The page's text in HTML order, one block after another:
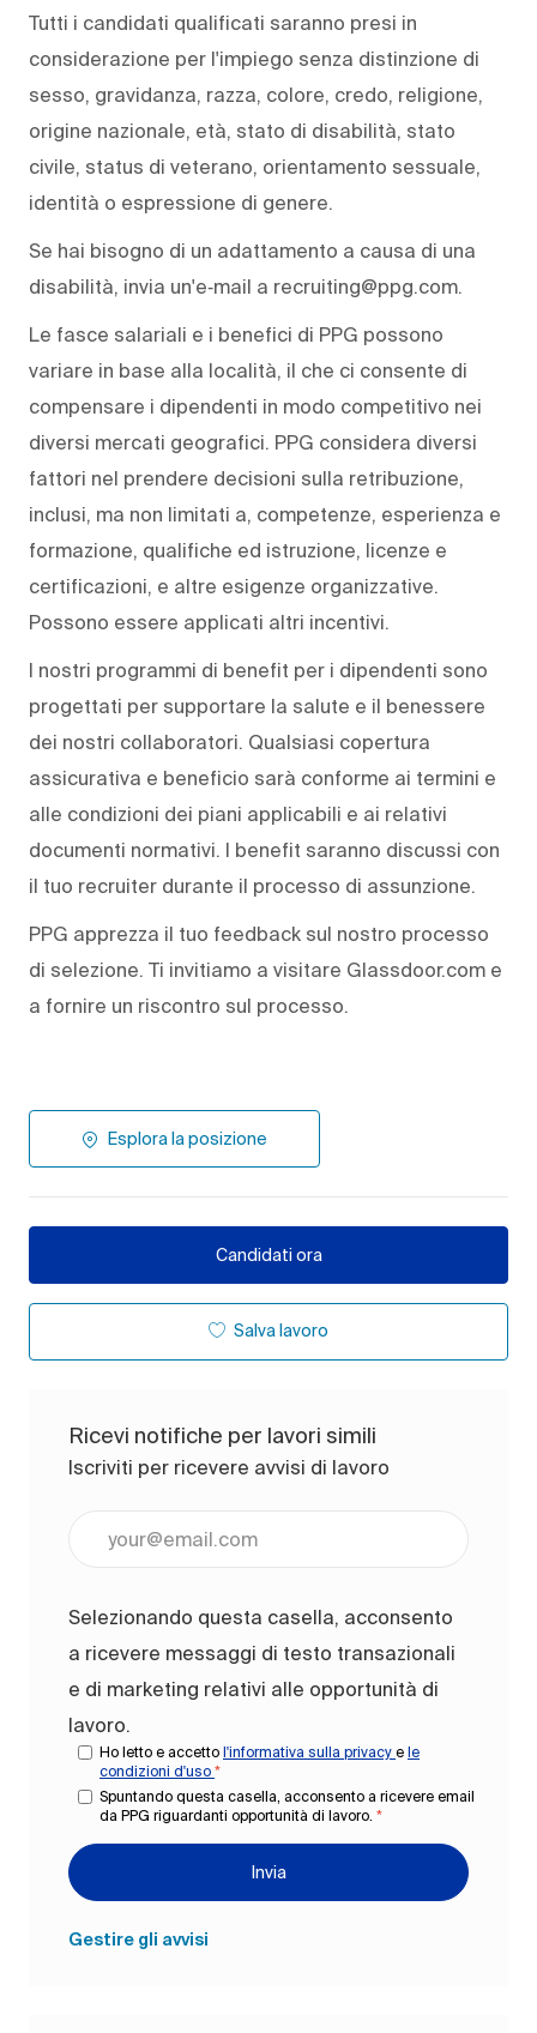
Tutti i candidati qualificati saranno presi in
considerazione per l'impiego senza distinzione di
sesso, gravidanza, razza, colore, credo, religione,
origine nazionale, età, stato di disabilità, stato
civile, status di veterano, orientamento sessuale,
identità o espressione di genere.
Se hai bisogno di un adattamento a causa di una
disabilità, invia un'e‑mail a recruiting@ppg.com.
Le fasce salariali e i benefici di PPG possono
variare in base alla località, il che ci consente di
compensare i dipendenti in modo competitivo nei
diversi mercati geografici. PPG considera diversi
fattori nel prendere decisioni sulla retribuzione,
inclusi, ma non limitati a, competenze, esperienza e
formazione, qualifiche ed istruzione, licenze e
certificazioni, e altre esigenze organizzative.
Possono essere applicati altri incentivi.
I nostri programmi di benefit per i dipendenti sono
progettati per supportare la salute e il benessere
dei nostri collaboratori. Qualsiasi copertura
assicurativa e beneficio sarà conforme ai termini e
alle condizioni dei piani applicabili e ai relativi
documenti normativi. I benefit saranno discussi con
il tuo recruiter durante il processo di assunzione.
PPG apprezza il tuo feedback sul nostro processo
di selezione. Ti invitiamo a visitare Glassdoor.com e
a fornire un riscontro sul processo.
Esplora la posizione
Candidati ora
Salva lavoro
Ricevi notifiche per lavori simili
Iscriviti per ricevere avvisi di lavoro
Selezionando questa casella, acconsento
a ricevere messaggi di testo transazionali
e di marketing relativi alle opportunità di
lavoro.
Ho letto e accetto l'informativa sulla privacy e le
condizioni d'uso *
Spuntando questa casella, acconsento a ricevere email
da PPG riguardanti opportunità di lavoro. *
Invia
Gestire gli avvisi